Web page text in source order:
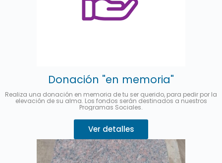
Donación "en memoria"
Realiza una donación en memoria de tu ser querido, para pedir por la
elevación de su alma. Los fondos serán destinados a nuestros
Programas Sociales.
Ver detalles